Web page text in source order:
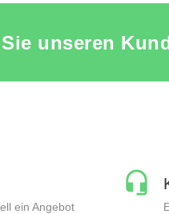
unseren
ein Angebot